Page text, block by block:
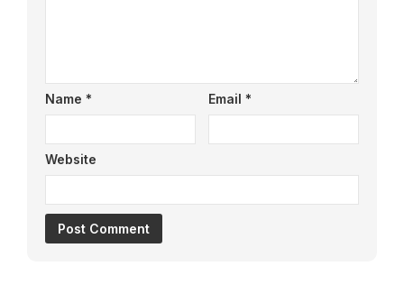
Name * Email *
Website